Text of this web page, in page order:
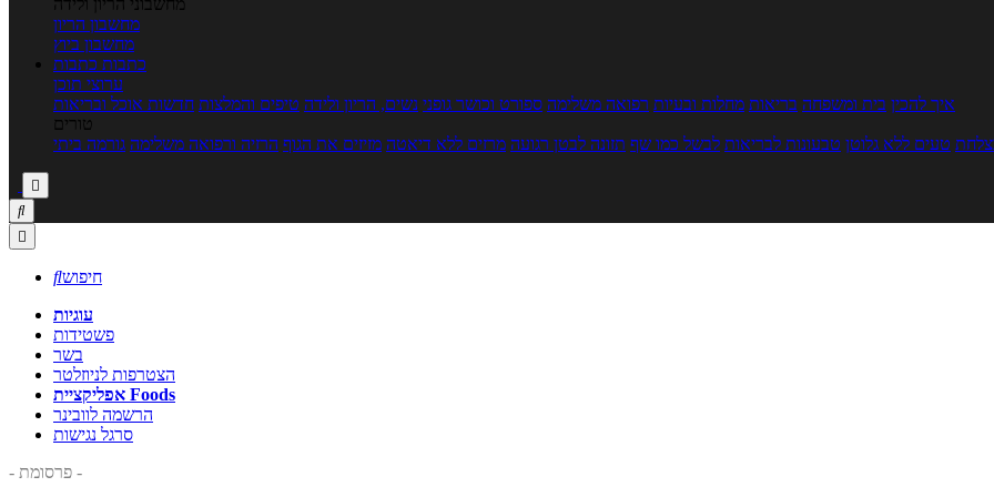
מחשבוני הריון ולידה
מחשבון הריון
מחשבון ביוץ
כתבות כתבות
ערוצי תוכן
איך להכין בית ומשפחה בריאות מחלות ובעיות רפואה משלימה ספורט וכושר גופני נשים, הריון ולידה טיפים והמלצות חדשות אוכל ובריאות
טורים
טעים ללא גלוטן טבעונות לבריאות לבשל כמו שף תזונה לבטן רגועה מרזים ללא דיאטה מזיזים את הגוף הרזיה ורפואה משלימה גורמה ביתי



חיפוש
עוגיות
פשטידות
בשר
הצטרפות לניוזלטר
אפליקציית Foods
הרשמה לוובינר
סרגל נגישות
- פרסומת -